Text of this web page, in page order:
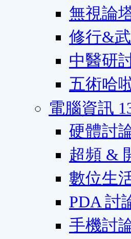
無視論
修行&
中醫研
五術哈
電腦資訊
硬體討
超頻 &
數位生
PDA 討
手機討